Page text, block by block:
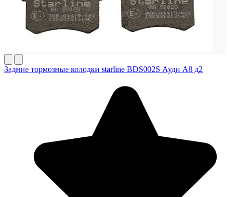
Задние тормозные колодки starline BDS002S Ауди А8 д2